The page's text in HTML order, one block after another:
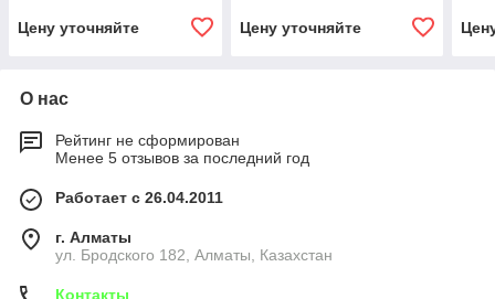
Цену уточняйте Цену уточняйте
О нас
Рейтинг не сформирован
Менее 5 отзывов за последний год
Работает с 26.04.2011
г. Алматы
ул. Бродского 182, Алматы, Казахстан
Контакты